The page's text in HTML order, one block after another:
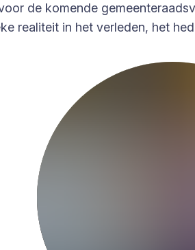
de komende
realiteit in het verleden, het